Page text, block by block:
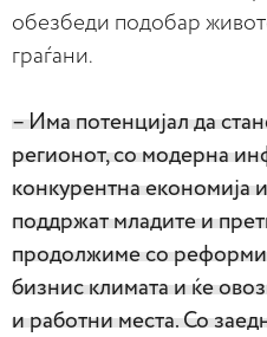
обезбеди подобар
граѓани.
– Има потенцијал да
регионот, со модерна
конкурентна економија
поддржат младите и
продолжиме со реформи
бизнис климата и ќе
и работни места. Со